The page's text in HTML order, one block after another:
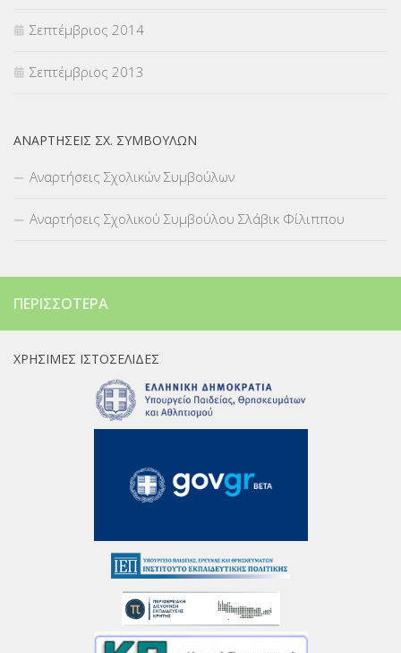
Σεπτέμβριος 2014
Σεπτέμβριος 2013
ΑΝΑΡΤΉΣΕΙΣ ΣΧ. ΣΥΜΒΟΎΛΩΝ
Αναρτήσεις Σχολικών Συμβούλων
Αναρτήσεις Σχολικού Συμβούλου Σλάβικ Φίλιππου
ΠΕΡΙΣΣΌΤΕΡΑ
ΧΡΉΣΙΜΕΣ ΙΣΤΟΣΕΛΊΔΕΣ